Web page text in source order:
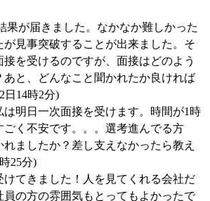
果が届きました。なかなか難しかった
見事突破することが出来ました。そ
接を受けるのですが、面接はどのよう
あと、どんなこと聞かれたか良ければ
日14時2分)
は明日一次面接を受けます。時間が1時
ごく不安です。。。選考進んでる方
ましたか？差し支えなかったら教え
25分)
けてきました！人を見てくれる会社だ
員の方の雰囲気もとってもよかったで